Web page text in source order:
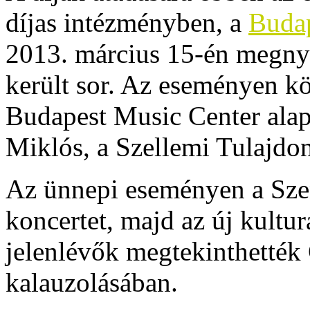
díjas intézményben, a
2013. március 15-én
került sor. Az eseményen
Budapest Music Center
Miklós, a Szellemi
Az ünnepi eseményen a
koncertet, majd az új
jelenlévők megtekinthették
kalauzolásában.